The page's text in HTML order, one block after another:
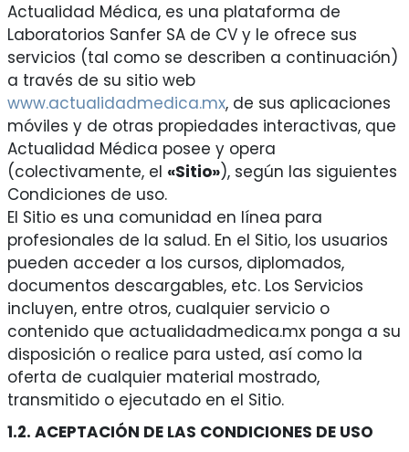
Actualidad Médica, es una plataforma de
Laboratorios Sanfer SA de CV y le ofrece sus
servicios (tal como se describen a continuación)
a través de su sitio web
www.actualidadmedica.mx, de sus aplicaciones
móviles y de otras propiedades interactivas, que
Actualidad Médica posee y opera
(colectivamente, el «Sitio»), según las siguientes
Condiciones de uso.
El Sitio es una comunidad en línea para
profesionales de la salud. En el Sitio, los usuarios
pueden acceder a los cursos, diplomados,
documentos descargables, etc. Los Servicios
incluyen, entre otros, cualquier servicio o
contenido que actualidadmedica.mx ponga a su
disposición o realice para usted, así como la
oferta de cualquier material mostrado,
transmitido o ejecutado en el Sitio.
1.2. ACEPTACIÓN DE LAS CONDICIONES DE USO